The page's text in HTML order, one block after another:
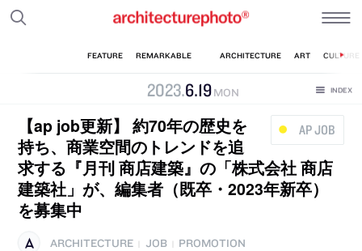
2023.6.19 MON
AP JOB
【ap job更新】 約70年の歴史を
持ち、商業空間のトレンドを追
求する『月刊 商店建築』の「株式会社 商店
建築社」が、編集者（既卒・2023年新卒）
を募集中
ARCHITECTURE JOB
PROMOTION